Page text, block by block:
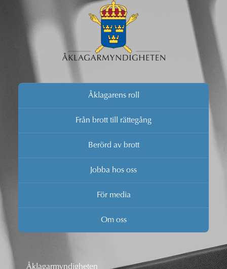
Åklagarens roll
Från brott till rättegång
Berörd av brott
Jobba hos oss
För media
Om oss
Åklagarmyndigheten